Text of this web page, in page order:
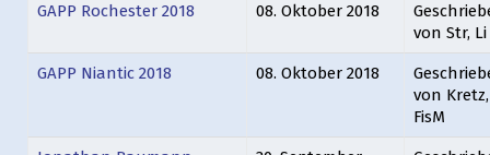
GAPP Rochester 2018 08. Oktober 2018
von Str, Li
GAPP Niantic 2018 08. Oktober 2018
von Kretz,
FisM